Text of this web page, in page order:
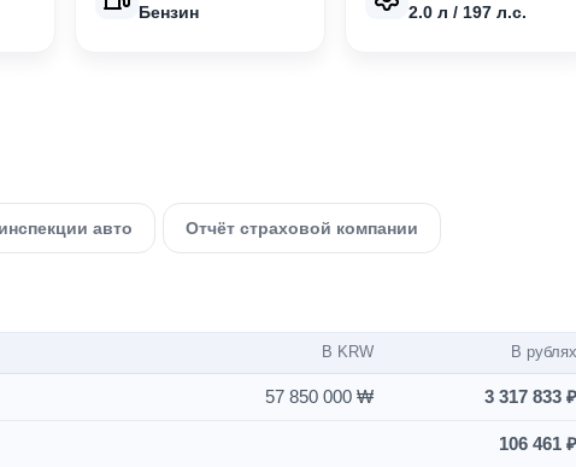
Бензин 2.0 л / 197 л.с.
авто Отчёт страховой компании
В KRW В рублях
57 850 000 ₩ 3 317 833 ₽
106 461 ₽